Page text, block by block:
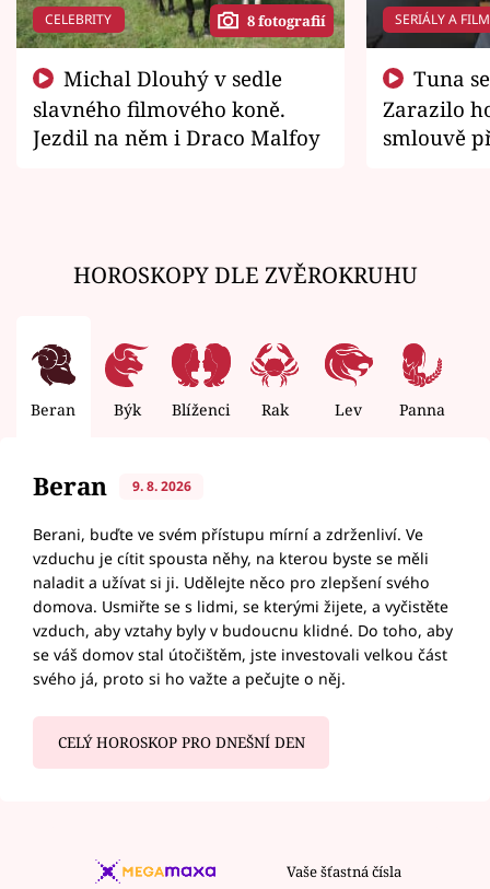
CELEBRITY 8 fotografií
slavného filmového koně.
Jezdil na něm i Draco Malfoy
SERIÁLY A
Zarazilo
smlouvě
HOROSKOPY DLE ZVĚROKRUHU
Beran Býk Blíženci Rak Lev Panna
Beran 9. 8. 2026
Berani, buďte ve svém přístupu mírní a zdrženliví. Ve
vzduchu je cítit spousta něhy, na kterou byste se měli
naladit a užívat si ji. Udělejte něco pro zlepšení svého
domova. Usmiřte se s lidmi, se kterými žijete, a vyčistěte
vzduch, aby vztahy byly v budoucnu klidné. Do toho, aby
se váš domov stal útočištěm, jste investovali velkou část
svého já, proto si ho važte a pečujte o něj.
CELÝ HOROSKOP PRO DNEŠNÍ DEN
Vaše šťastná čísla